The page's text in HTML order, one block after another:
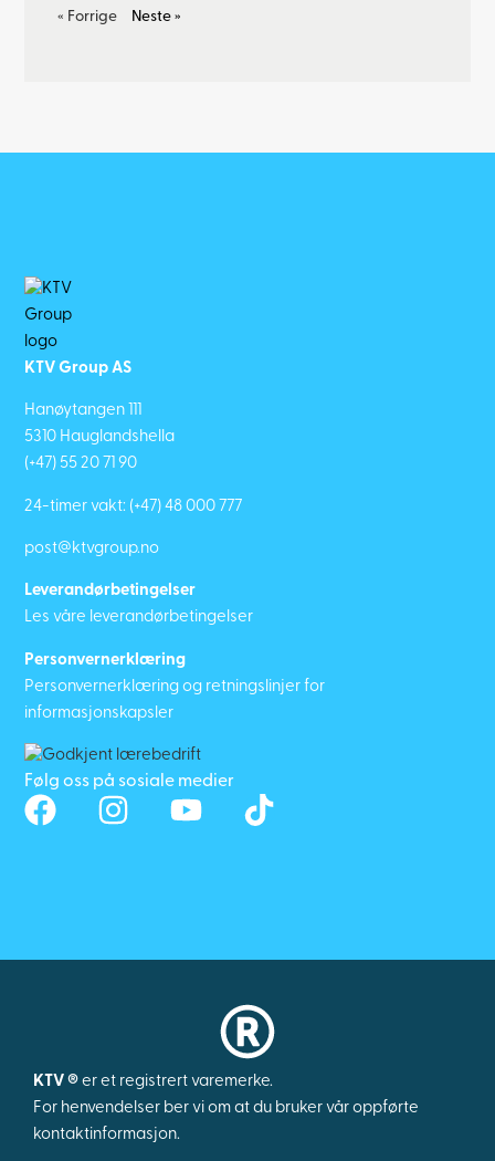
« Forrige Neste »
KTV Group AS
Hanøytangen 111
5310 Hauglandshella
(+47) 55 20 71 90
24-timer vakt: (+47) 48 000 777
post@ktvgroup.no
Leverandørbetingelser
Les våre leverandørbetingelser
Personvernerklæring
Personvernerklæring og retningslinjer for
informasjonskapsler
Følg oss på sosiale medier
KTV ® er et registrert varemerke.
For henvendelser ber vi om at du bruker vår oppførte
kontaktinformasjon.